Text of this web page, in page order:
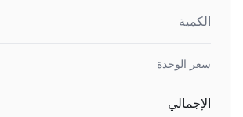
الكمية
سعر الوحدة
الإجمالي